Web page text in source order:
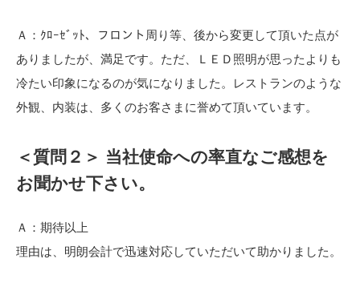
Ａ：ｸﾛｰｾﾞｯﾄ、フロント周り等、後から変更して頂いた点が
ありましたが、満足です。ただ、ＬＥＤ照明が思ったよりも
冷たい印象になるのが気になりました。レストランのような
外観、内装は、多くのお客さまに誉めて頂いています。
＜質問２＞ 当社使命への率直なご感想を
お聞かせ下さい。
Ａ：期待以上
理由は、明朗会計で迅速対応していただいて助かりました。